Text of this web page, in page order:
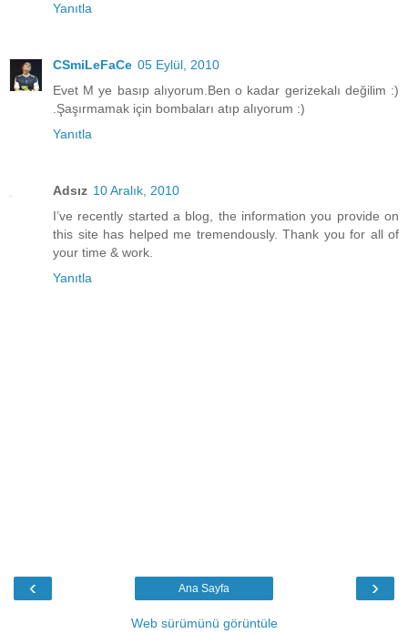
Yanıtla
CSmiLeFaCe 05 Eylül, 2010
Evet M ye basıp alıyorum.Ben o kadar gerizekalı değilim :)
.Şaşırmamak için bombaları atıp alıyorum :)
Yanıtla
Adsız 10 Aralık, 2010
I’ve recently started a blog, the information you provide on
this site has helped me tremendously. Thank you for all of
your time & work.
Yanıtla
‹ ›
Ana Sayfa
Web sürümünü görüntüle